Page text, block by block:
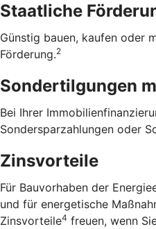
Staatliche
Günstig bauen, kaufen oder
Förderung.2
Sondertilgungen
Bei Ihrer
Sondersparzahlungen oder
Zinsvorteile
Für Bauvorhaben der
und für energetische
Zinsvorteile4 freuen, wenn